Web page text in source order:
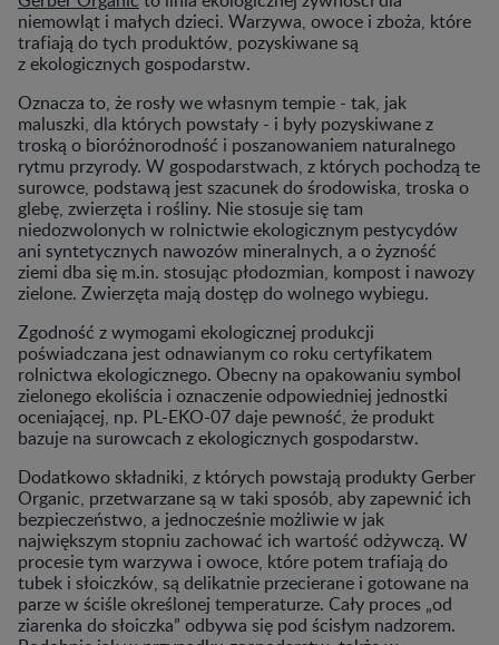
niemowląt i małych dzieci. Warzywa, owoce i zboża, które
trafiają do tych produktów, pozyskiwane są
z ekologicznych gospodarstw.
Oznacza to, że rosły we własnym tempie - tak, jak
maluszki, dla których powstały - i były pozyskiwane z
troską o bioróżnorodność i poszanowaniem naturalnego
rytmu przyrody. W gospodarstwach, z których pochodzą te
surowce, podstawą jest szacunek do środowiska, troska o
glebę, zwierzęta i rośliny. Nie stosuje się tam
niedozwolonych w rolnictwie ekologicznym pestycydów
ani syntetycznych nawozów mineralnych, a o żyzność
ziemi dba się m.in. stosując płodozmian, kompost i nawozy
zielone. Zwierzęta mają dostęp do wolnego wybiegu.
Zgodność z wymogami ekologicznej produkcji
poświadczana jest odnawianym co roku certyfikatem
rolnictwa ekologicznego. Obecny na opakowaniu symbol
zielonego ekoliścia i oznaczenie odpowiedniej jednostki
oceniającej, np. PL-EKO-07 daje pewność, że produkt
bazuje na surowcach z ekologicznych gospodarstw.
Dodatkowo składniki, z których powstają produkty Gerber
Organic, przetwarzane są w taki sposób, aby zapewnić ich
bezpieczeństwo, a jednocześnie możliwie w jak
największym stopniu zachować ich wartość odżywczą. W
procesie tym warzywa i owoce, które potem trafiają do
tubek i słoiczków, są delikatnie przecierane i gotowane na
parze w ściśle określonej temperaturze. Cały proces „od
ziarenka do słoiczka” odbywa się pod ścisłym nadzorem.